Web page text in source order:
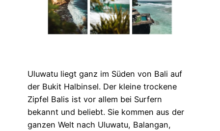
Uluwatu liegt ganz im Süden von Bali auf
der Bukit Halbinsel. Der kleine trockene
Zipfel Balis ist vor allem bei Surfern
bekannt und beliebt. Sie kommen aus der
ganzen Welt nach Uluwatu, Balangan,